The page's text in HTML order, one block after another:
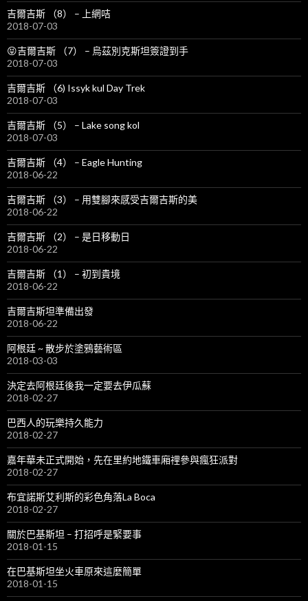
吉爾吉斯 （8） – 上網咭
2018-07-03
😝吉爾吉斯 （7） – 烏茲別克斯坦簽證到手
2018-07-03
吉爾吉斯 （6) Issyk kul Day Trek
2018-07-03
吉爾吉斯 （5） – Lake song kol
2018-07-03
吉爾吉斯 （4） – Eagle Hunting
2018-06-22
吉爾吉斯 （3） – 用雙腳來感受吉爾吉斯的美
2018-06-22
吉爾吉斯 （2） – 是日移動日
2018-06-22
吉爾吉斯 （1） – 初到貴境
2018-06-22
吉爾吉斯坦準備出發
2018-06-22
阿根廷 ~ 散步於塗鴉藝術區
2018-03-03
決定去阿根廷後我一定要去伊瓜蘇
2018-02-27
巴西人的玩樂持久能力
2018-02-27
嘉年華未正式開始，先在里約地鐵車廂𥚃參與瘋狂派對
2018-02-27
布宜諾斯艾利斯的彩色角落La Boca
2018-02-27
關於巴基斯坦 – 打招呼是緊要事
2018-01-15
在巴基斯坦坐火車原來這麼簡單
2018-01-15